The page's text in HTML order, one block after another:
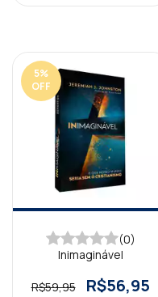
5%
OFF
(0)
Inimaginável
R$59,95 R$56,95